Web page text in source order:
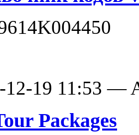
12-19 11:53 —
Packages